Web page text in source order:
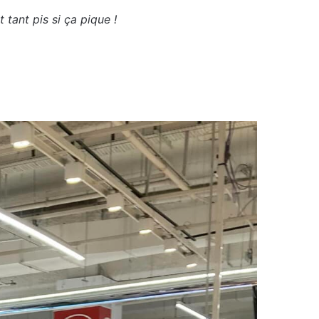
tant pis si ça pique !